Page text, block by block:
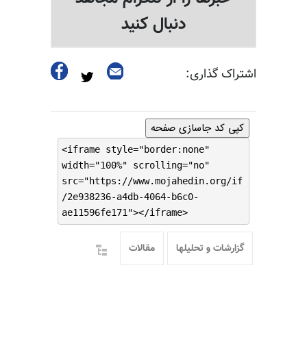
دنبال کنید
اشتراک گذاری:
کپی کد جاسازی صفحه
<iframe style="border:none"
width="100%" scrolling="no"
src="https://www.mojahedin.org/if
/2e938236-a4db-4064-b6c0-
ae11596fe171"></iframe>
گزارشات و تحلیلها مقالات